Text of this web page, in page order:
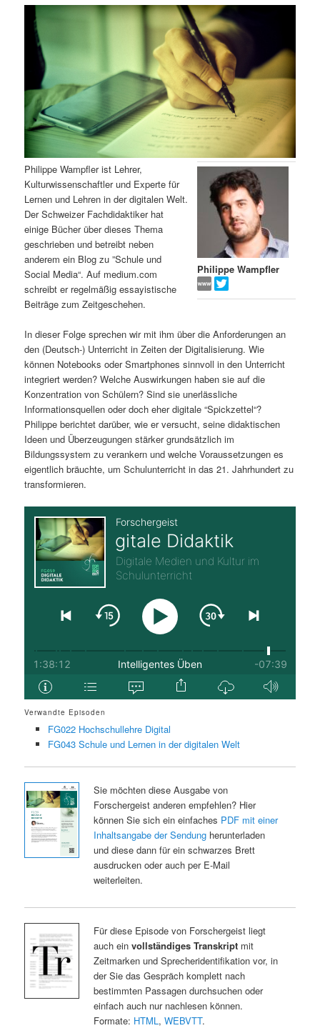
ä
e
n
n
h
a
l
t
s
p
r
i
n
g
e
n
n
ä
r
n
I
n
h
a
l
t
s
p
r
i
n
g
e
n
t
i
o
Philippe Wampfler
Philippe Wampfler ist Lehrer,
Kulturwissenschaftler und Experte für
Lernen und Lehren in der digitalen Welt.
Der Schweizer Fachdidaktiker hat
einige Bücher über dieses Thema
geschrieben und betreibt neben
anderem ein Blog zu ”Schule und
Social Media“. Auf medium.com
schreibt er regelmäßig essayistische
Beiträge zum Zeitgeschehen.
In dieser Folge sprechen wir mit ihm über die Anforderungen an
den (Deutsch-) Unterricht in Zeiten der Digitalisierung. Wie
können Notebooks oder Smartphones sinnvoll in den Unterricht
integriert werden? Welche Auswirkungen haben sie auf die
Konzentration von Schülern? Sind sie unerlässliche
Informationsquellen oder doch eher digitale “Spickzettel“?
Philippe berichtet darüber, wie er versucht, seine didaktischen
Ideen und Überzeugungen stärker grundsätzlich im
Bildungssystem zu verankern und welche Voraussetzungen es
eigentlich bräuchte, um Schulunterricht in das 21. Jahrhundert zu
transformieren.
Verwandte Episoden
FG022 Hochschullehre Digital
FG043 Schule und Lernen in der digitalen Welt
Sie möchten diese Ausgabe von
Forschergeist anderen empfehlen? Hier
können Sie sich ein einfaches PDF mit einer
Inhaltsangabe der Sendungherunterladen
und diese dann für ein schwarzes Brett
ausdrucken oder auch per E-Mail
weiterleiten.
Für diese Episode von Forschergeist liegt
auch ein vollständiges Transkriptmit
Zeitmarken und Sprecheridentifikation vor, in
der Sie das Gespräch komplett nach
bestimmten Passagen durchsuchen oder
einfach auch nur nachlesen können.
Formate: HTML , WEBVTT.